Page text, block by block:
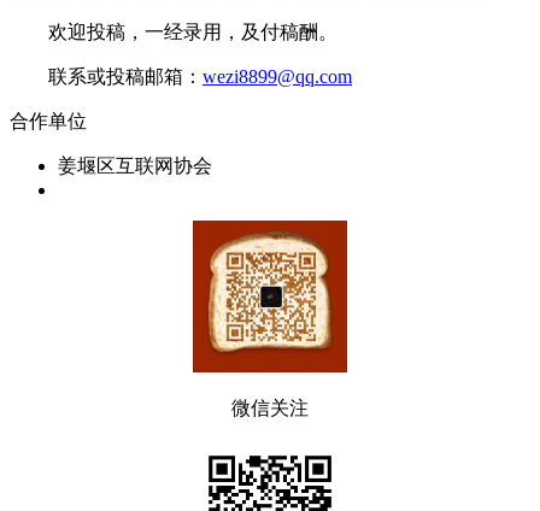
欢迎投稿，一经录用，及付稿酬。
联系或投稿邮箱： wezi8899@qq.com
合作单位
姜堰区互联网协会
微信关注